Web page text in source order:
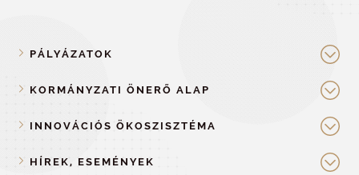
PÁLYÁZATOK
KORMÁNYZATI ÖNERŐ ALAP
INNOVÁCIÓS ÖKOSZISZTÉMA
HÍREK, ESEMÉNYEK